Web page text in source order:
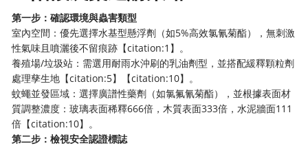
第一步：確認環境與蟲害類型
室內空間：優先選擇水基型懸浮劑（如5%高效氯氰菊酯），無刺激
性氣味且噴灑後不留痕跡【citation:1】。
養殖場/垃圾站：需選用耐雨水沖刷的乳油劑型，並搭配緩釋顆粒劑
處理孳生地【citation:5】【citation:10】。
蚊蠅並發區域：選擇廣譜性藥劑（如氯氟氰菊酯），並根據表面材
質調整濃度：玻璃表面稀釋666倍，木質表面333倍，水泥牆面111
倍【citation:10】。
第二步：檢視安全認證標誌